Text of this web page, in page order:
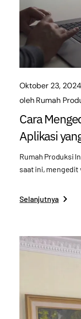
Oktober 23, 2024
olehRumah
Cara
Aplikasi
Rumah Produksi
saat ini, mengedit
Selanjutnya